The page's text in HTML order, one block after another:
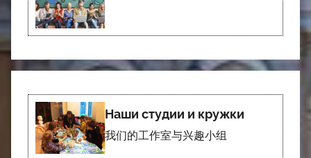
Наши студии и кружки
我们的工作室与兴趣小组